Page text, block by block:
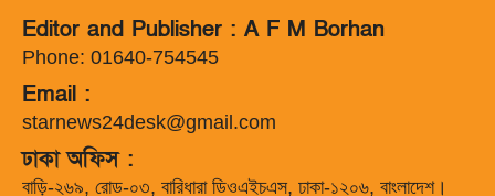
Editor and Publisher : A F M Borhan
Phone: 01640-754545
Email :
starnews24desk@gmail.com
ঢাকা অফিস :
বাড়ি-২৬৯, রোড-০৩, বারিধারা ডিওএইচএস, ঢাকা-১২০৬, বাংলাদেশ।